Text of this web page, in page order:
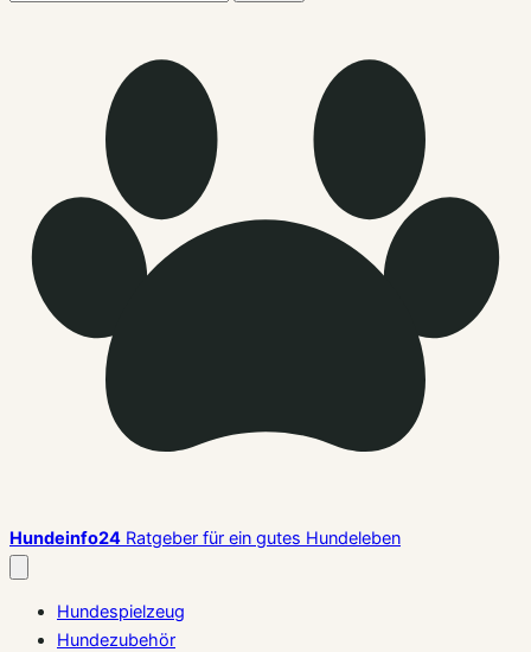
Hundeinfo24 Ratgeber für ein gutes Hundeleben
schließen
Hundespielzeug
Hundezubehör